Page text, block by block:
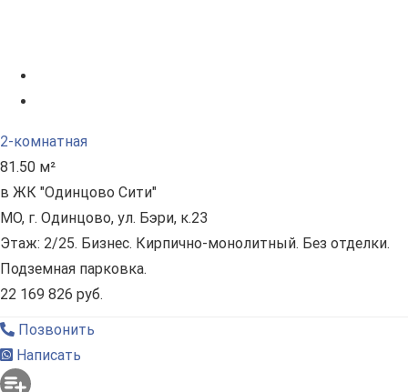
2-комнатная
81.50 м²
в ЖК "Одинцово Сити"
МО, г. Одинцово, ул. Бэри, к.23
Этаж: 2/25. Бизнес. Кирпично-монолитный. Без отделки.
Подземная парковка.
22 169 826 руб.
Позвонить
Написать